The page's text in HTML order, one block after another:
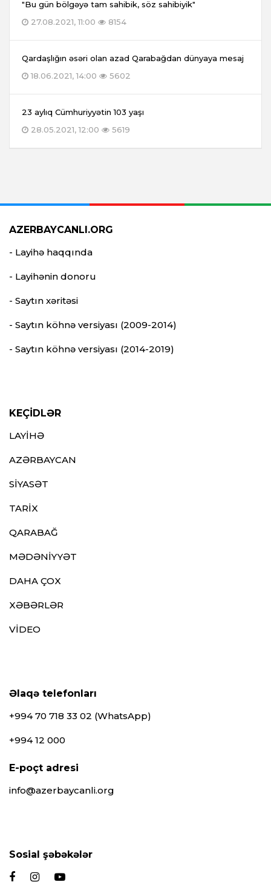
"Bu gün bölgəyə tam sahibik, söz sahibiyik"
27.08.2021, 11:00
8154
Qardaşlığın əsəri olan azad Qarabağdan dünyaya mesaj
18.06.2021, 14:00
5602
23 aylıq Cümhuriyyətin 103 yaşı
28.05.2021, 12:00
5619
AZERBAYCANLI.ORG
- Layihə haqqında
- Layihənin donoru
- Saytın xəritəsi
- Saytın köhnə versiyası (2009-2014)
- Saytın köhnə versiyası (2014-2019)
KEÇİDLƏR
LAYİHƏ
AZƏRBAYCAN
SİYASƏT
TARİX
QARABAĞ
MƏDƏNİYYƏT
DAHA ÇOX
XƏBƏRLƏR
VİDEO
Əlaqə telefonları
+994 70 718 33 02 (WhatsApp)
+994 12 000
E-poçt adresi
info@azerbaycanli.org
Sosial şəbəkələr